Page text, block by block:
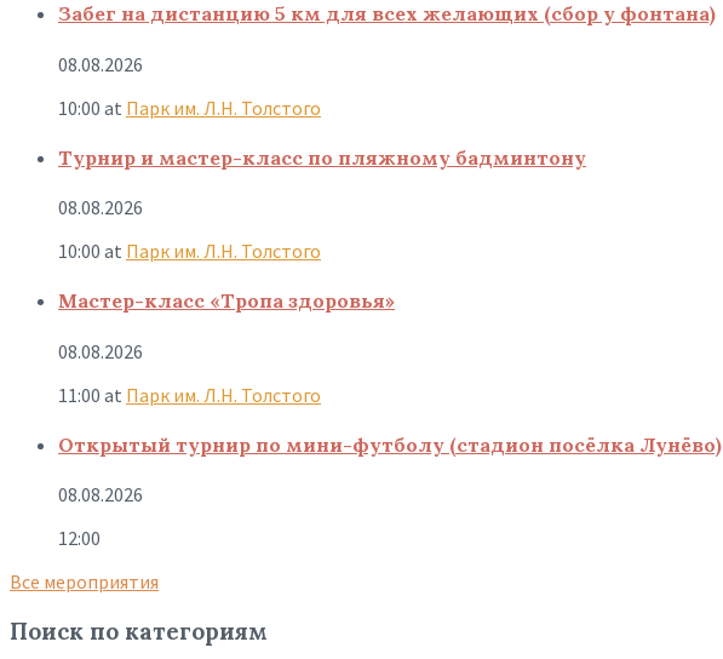
Забег на дистанцию 5 км для всех желающих (сбор у фонтана)
08.08.2026
10:00 at Парк им. Л.Н. Толстого
Турнир и мастер-класс по пляжному бадминтону
08.08.2026
10:00 at Парк им. Л.Н. Толстого
Мастер-класс «Тропа здоровья»
08.08.2026
11:00 at Парк им. Л.Н. Толстого
Открытый турнир по мини-футболу (стадион посёлка Лунёво)
08.08.2026
12:00
Все мероприятия
Поиск по категориям